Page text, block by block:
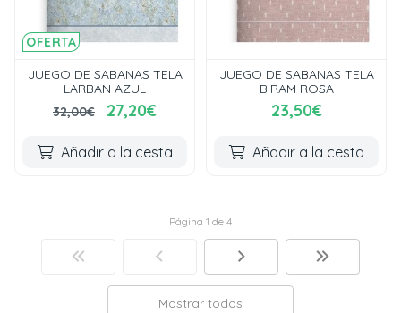
OFERTA
JUEGO DE SABANAS TELA
LARBAN AZUL
32,00€
27,20€
Añadir a la cesta
JUEGO DE SABANAS TELA
BIRAM ROSA
23,50€
Añadir a la cesta
Página 1 de 4
Mostrar todos